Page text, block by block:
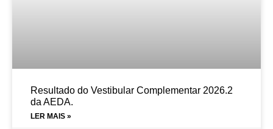
Resultado do Vestibular Complementar 2026.2
da AEDA.
LER MAIS »